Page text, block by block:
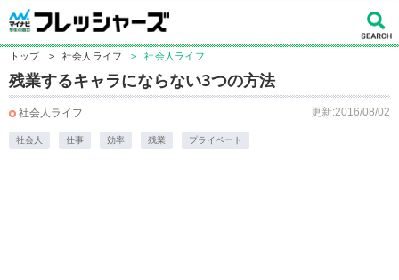
トップ > 社会人ライフ > 社会人ライフ
残業するキャラにならない3つの方法
社会人ライフ 更新:2016/08/02
社会人 仕事 効率 残業 プライベート